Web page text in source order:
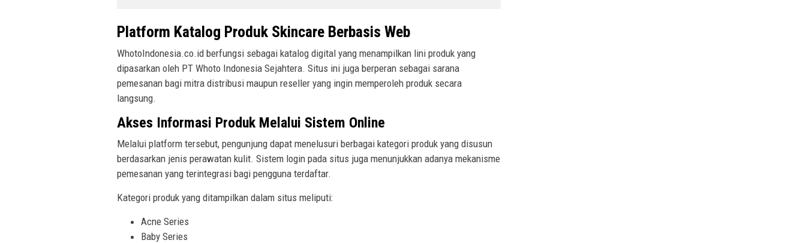
Platform Katalog Produk Skincare Berbasis Web
WhotoIndonesia.co.id berfungsi sebagai katalog digital yang menampilkan lini produk yang
dipasarkan oleh PT Whoto Indonesia Sejahtera. Situs ini juga berperan sebagai sarana
pemesanan bagi mitra distribusi maupun reseller yang ingin memperoleh produk secara
langsung.
Akses Informasi Produk Melalui Sistem Online
Melalui platform tersebut, pengunjung dapat menelusuri berbagai kategori produk yang disusun
berdasarkan jenis perawatan kulit. Sistem login pada situs juga menunjukkan adanya mekanisme
pemesanan yang terintegrasi bagi pengguna terdaftar.
Kategori produk yang ditampilkan dalam situs meliputi:
Acne Series
Baby Series